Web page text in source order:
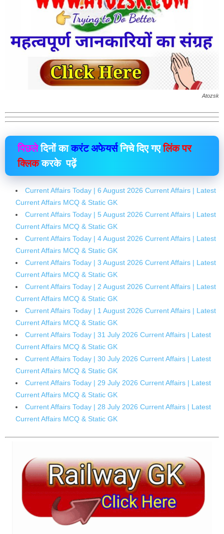
Atozsk
पिछलेदिनों काकरंट अफेयर्सनिचे दिए गएलिंक पर
क्लिककरके पढ़ें
Current Affairs Today | 6 August 2026 Current Affairs | Latest
Current Affairs MCQ & Static GK
Current Affairs Today | 5 August 2026 Current Affairs | Latest
Current Affairs MCQ & Static GK
Current Affairs Today | 4 August 2026 Current Affairs | Latest
Current Affairs MCQ & Static GK
Current Affairs Today | 3 August 2026 Current Affairs | Latest
Current Affairs MCQ & Static GK
Current Affairs Today | 2 August 2026 Current Affairs | Latest
Current Affairs MCQ & Static GK
Current Affairs Today | 1 August 2026 Current Affairs | Latest
Current Affairs MCQ & Static GK
Current Affairs Today | 31 July 2026 Current Affairs | Latest
Current Affairs MCQ & Static GK
Current Affairs Today | 30 July 2026 Current Affairs | Latest
Current Affairs MCQ & Static GK
Current Affairs Today | 29 July 2026 Current Affairs | Latest
Current Affairs MCQ & Static GK
Current Affairs Today | 28 July 2026 Current Affairs | Latest
Current Affairs MCQ & Static GK